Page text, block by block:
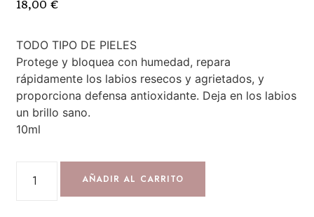
18,00€
TODO TIPO DE PIELES
Protege y bloquea con humedad, repara
rápidamente los labios resecos y agrietados, y
proporciona defensa antioxidante. Deja en los labios
un brillo sano.
10ml
AÑADIR AL CARRITO